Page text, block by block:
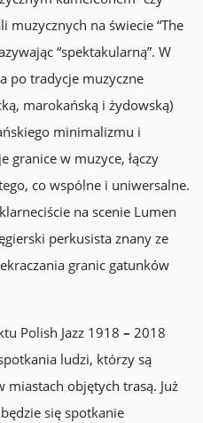
muzycznych na świecie “The
“spektakularną”. W
po tradycje muzyczne
marokańską i żydowską)
minimalizmu i
granice w muzyce, łączy
co wspólne i uniwersalne.
na scenie Lumen
perkusista znany ze
granic gatunków
Polish Jazz 1918 – 2018
ludzi, którzy są
objętych trasą. Już
się spotkanie